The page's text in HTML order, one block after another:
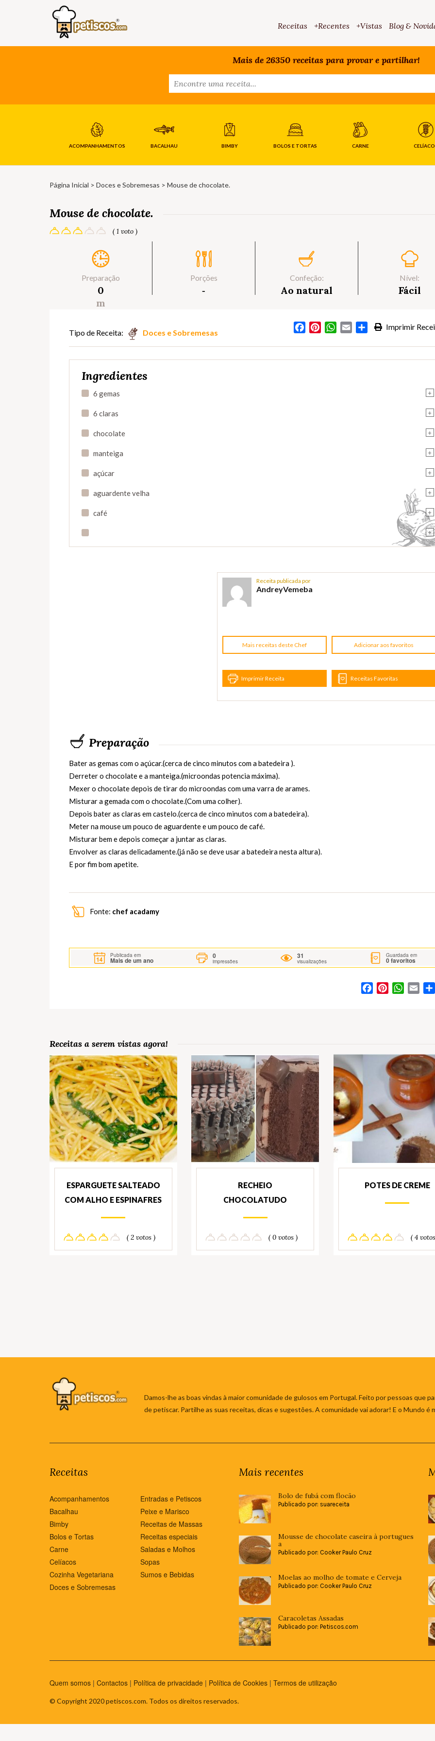
Receitas +Recentes +Vistas Blog &
Mais de 26350 receitas para provar e partilhar!
ACOMPANHAMENTOS BACALHAU BIMBY BOLOS E TORTAS CARNE
Página Inicial > Doces e Sobremesas > Mouse de chocolate.
Mouse de chocolate.
( 1 voto )
Preparação
0
m
Porções
‐
Confeção:
Ao natural
Nível:
Fácil
Imprimir
FacebookPinterestWhatsApp
Email Partilhar
Tipo de Receita: Doces e Sobremesas
Ingredientes
+
6 gemas
+
6 claras
+
chocolate
+
manteiga
+
açúcar
+
aguardente velha
+
café
+
Receita publicada por
AndreyVemeba
Mais receitas deste Chef Adicionar aos favoritos
Imprimir Receita Receitas Favoritas
Preparação
Bater as gemas com o açúcar.(cerca de cinco minutos com a batedeira ).
Derreter o chocolate e a manteiga.(microondas potencia máxima).
Mexer o chocolate depois de tirar do microondas com uma varra de arames.
Misturar a gemada com o chocolate.(Com uma colher).
Depois bater as claras em castelo.(cerca de cinco minutos com a batedeira).
Meter na mouse um pouco de aguardente e um pouco de café.
Misturar bem e depois começar a juntar as claras.
Envolver as claras delicadamente.(já não se deve usar a batedeira nesta altura).
E por fim bom apetite.
Fonte: chef acadamy
Publicada em
Mais de um ano
0
impressões
31
visualizações
Guardada em
0favoritos
FacebookPinterest
Receitas a serem vistas agora!
ESPARGUETE SALTEADO
COM ALHO E ESPINAFRES
( 2 votos )
RECHEIO
CHOCOLATUDO
( 0 votos )
POTES DE CREME
( 4
Damos-lhe as boas vindas à maior comunidade de gulosos em Portugal. Feito por pessoas que
de petiscar. Partilhe as suas receitas, dicas e sugestões. A comunidade vai adorar! E o Mundo é
Receitas
Acompanhamentos
Bacalhau
Bimby
Bolos e Tortas
Carne
Celíacos
Cozinha Vegetariana
Doces e Sobremesas
Entradas e Petiscos
Peixe e Marisco
Receitas de Massas
Receitas especiais
Saladas e Molhos
Sopas
Sumos e Bebidas
Mais recentes
Bolo de fubá com flocão
Publicado por: suareceita
Mousse de chocolate caseira à portugues
a
Publicado por: Cooker Paulo Cruz
Moelas ao molho de tomate e Cerveja
Publicado por: Cooker Paulo Cruz
Caracoletas Assadas
Publicado por: Petiscos.com
Quem somos | Contactos | Política de privacidade | Política de Cookies | Termos de utilização
© Copyright 2020 petiscos.com. Todos os direitos reservados.